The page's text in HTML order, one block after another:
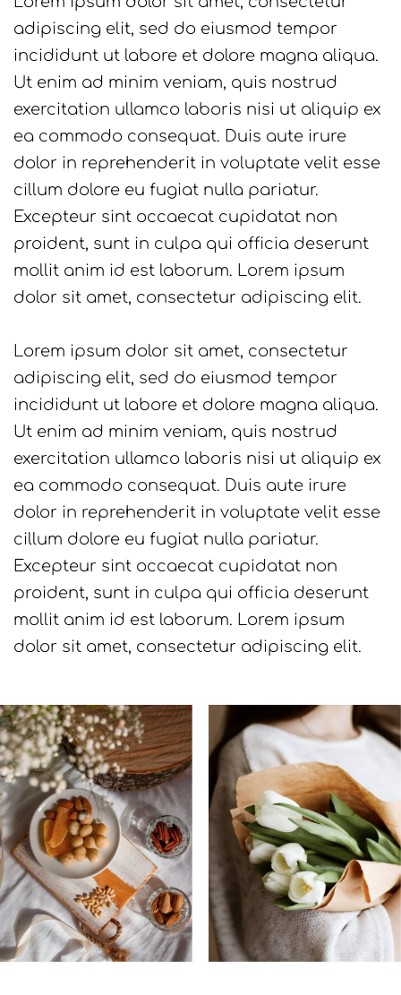
adipiscing elit, sed do eiusmod tempor
incididunt ut labore et dolore magna aliqua.
Ut enim ad minim veniam, quis nostrud
exercitation ullamco laboris nisi ut aliquip ex
ea commodo consequat. Duis aute irure
dolor in reprehenderit in voluptate velit esse
cillum dolore eu fugiat nulla pariatur.
Excepteur sint occaecat cupidatat non
proident, sunt in culpa qui officia deserunt
mollit anim id est laborum. Lorem ipsum
dolor sit amet, consectetur adipiscing elit.
Lorem ipsum dolor sit amet, consectetur
adipiscing elit, sed do eiusmod tempor
incididunt ut labore et dolore magna aliqua.
Ut enim ad minim veniam, quis nostrud
exercitation ullamco laboris nisi ut aliquip ex
ea commodo consequat. Duis aute irure
dolor in reprehenderit in voluptate velit esse
cillum dolore eu fugiat nulla pariatur.
Excepteur sint occaecat cupidatat non
proident, sunt in culpa qui officia deserunt
mollit anim id est laborum. Lorem ipsum
dolor sit amet, consectetur adipiscing elit.